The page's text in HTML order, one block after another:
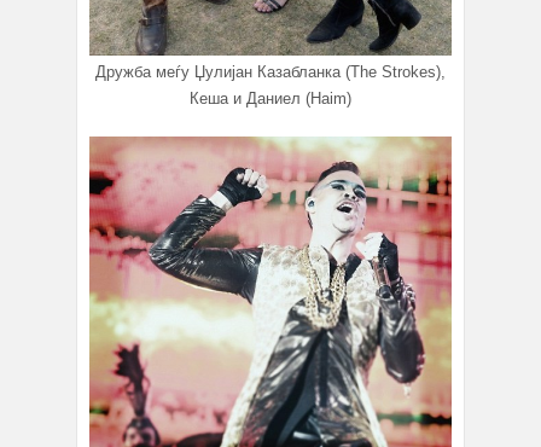
Дружба меѓу Џулијан Казабланка (The Strokes),
Кеша и Даниел (Haim)